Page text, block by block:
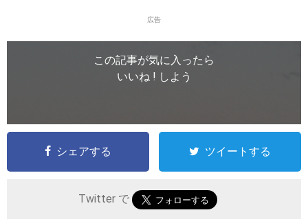
広告
この記事が気に入ったら
いいね ! しよう
シェアする ツイートする
Twitter で